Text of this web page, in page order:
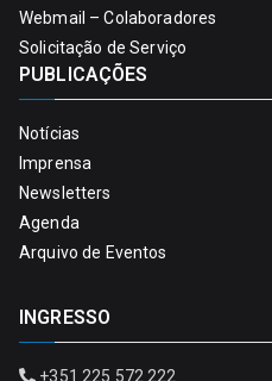
Webmail – Colaboradores
Solicitação de Serviço
PUBLICAÇÕES
Notícias
Imprensa
Newsletters
Agenda
Arquivo de Eventos
INGRESSO
+351 225 572 222